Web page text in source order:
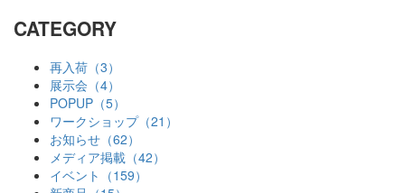
CATEGORY
再入荷（3）
展示会（4）
POPUP（5）
ワークショップ（21）
お知らせ（62）
メディア掲載（42）
イベント（159）